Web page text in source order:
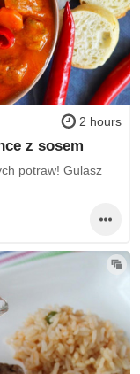
2 hours
z sosem
potraw! Gulasz